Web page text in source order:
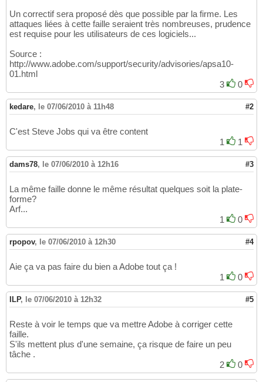
Un correctif sera proposé dès que possible par la firme. Les
attaques liées à cette faille seraient très nombreuses, prudence
est requise pour les utilisateurs de ces logiciels...
Source :
http://www.adobe.com/support/security/advisories/apsa10-
01.html
3
0
kedare, le 07/06/2010 à 11h48 #2
C'est Steve Jobs qui va être content
1
1
dams78, le 07/06/2010 à 12h16 #3
La même faille donne le même résultat quelques soit la plate-
forme?
Arf...
1
0
rpopov, le 07/06/2010 à 12h30 #4
Aie ça va pas faire du bien a Adobe tout ça !
1
0
ILP, le 07/06/2010 à 12h32 #5
Reste à voir le temps que va mettre Adobe à corriger cette
faille.
S'ils mettent plus d'une semaine, ça risque de faire un peu
tâche .
2
0